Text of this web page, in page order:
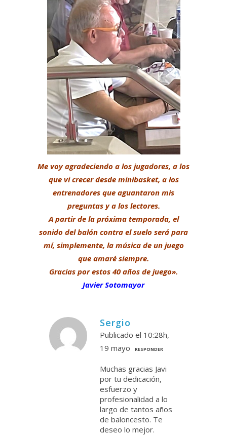
Me voy agradeciendo a los jugadores, a los
que vi crecer desde minibasket, a los
entrenadores que aguantaron mis
preguntas y a los lectores.
A partir de la próxima temporada, el
sonido del balón contra el suelo será para
mí, simplemente, la música de un juego
que amaré siempre.
Gracias por estos 40 años de juego».
Javier Sotomayor
Sergio
Publicado el 10:28h,
19 mayo
RESPONDER
Muchas gracias Javi
por tu dedicación,
esfuerzo y
profesionalidad a lo
largo de tantos años
de baloncesto. Te
deseo lo mejor.